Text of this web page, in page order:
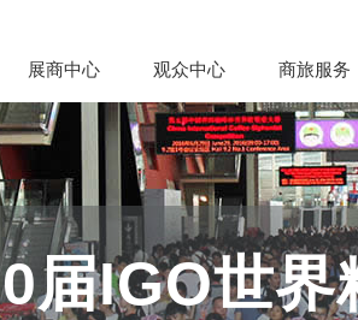
展商中心 观众中心 商旅服务
届IGO世界